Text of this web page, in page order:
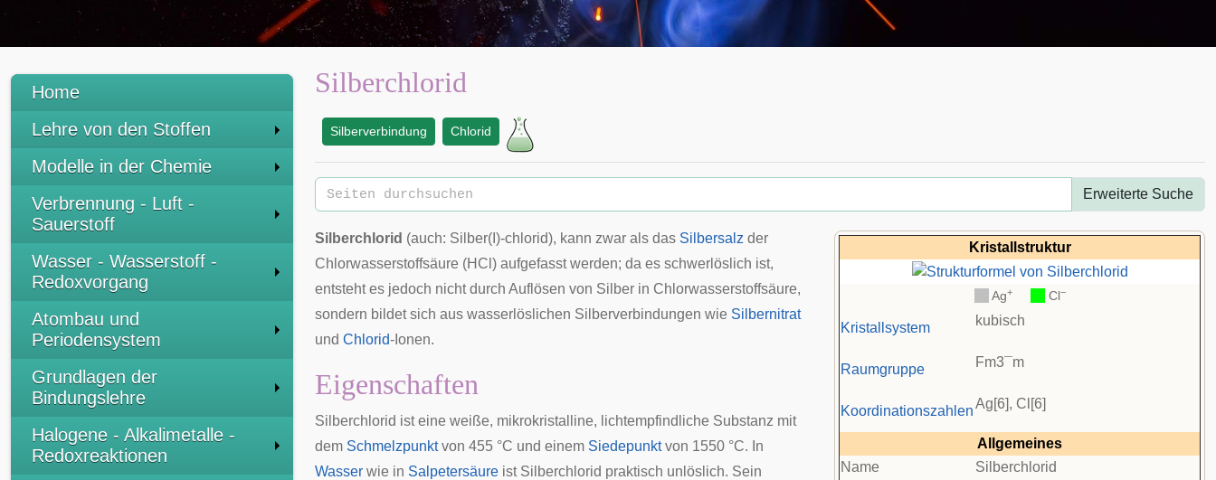
Home
Lehre von den Stoffen
Modelle in der Chemie
Verbrennung - Luft -
Sauerstoff
Wasser - Wasserstoff -
Redoxvorgang
Atombau und
Periodensystem
Grundlagen der
Bindungslehre
Halogene - Alkalimetalle -
Redoxreaktionen
Silberchlorid
Silberverbindung Chlorid
Erweiterte Suche
Kristallstruktur
Ag+ Cl−
Kristallsystem kubisch
Raumgruppe Fm3¯m
KoordinationszahlenAg[6], Cl[6]
Allgemeines
Name
Silberchlorid
Silberchlorid (auch: Silber(I)-chlorid), kann zwar als das Silbersalz der
Chlorwasserstoffsäure (HCl) aufgefasst werden; da es schwerlöslich ist,
entsteht es jedoch nicht durch Auflösen von Silber in Chlorwasserstoffsäure,
sondern bildet sich aus wasserlöslichen Silberverbindungen wie Silbernitrat
und Chlorid-Ionen.
Eigenschaften
Silberchlorid ist eine weiße, mikrokristalline, lichtempfindliche Substanz mit
dem Schmelzpunktvon 455 °C und einem Siedepunktvon 1550 °C. In
Wasser wie in Salpetersäure ist Silberchlorid praktisch unlöslich. Sein